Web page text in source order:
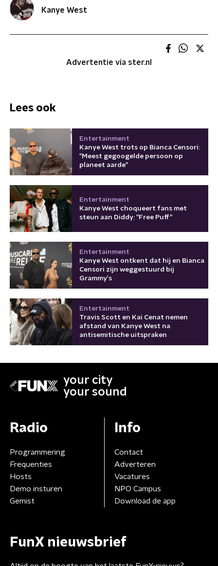
Kanye West
Advertentie via ster.nl
Lees ook
Entertainment
Kanye West trots op Bianca Censori:
"Meest gegoogelde persoon op
planeet aarde"
Entertainment
Kanye West choqueert fans met
steun aan Diddy: "Free Puff"
Entertainment
Kanye West ontkent dat hij en Bianca
Censori zijn weggestuurd bij
Grammy's
Entertainment
Travis Scott en Kai Cenat nemen
afstand van Kanye West na
antisemitische uitspraken
your city
your sound
Radio
Programmering
Frequenties
Hosts
Demo insturen
Gemist
Info
Contact
Adverteren
Vacatures
NPO Campus
Download de app
FunX nieuwsbrief